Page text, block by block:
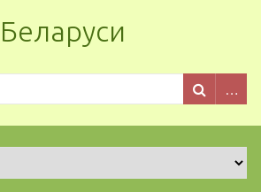
Беларуси